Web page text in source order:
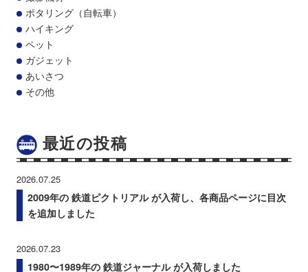
ポタリング（自転車）
ハイキング
ペット
ガジェット
あいさつ
その他
最近の投稿
2026.07.25
2009年の 鉄道ピクトリアル が入荷し、各商品ページに目次
を追加しました
2026.07.23
1980〜1989年の 鉄道ジャーナル が入荷しました